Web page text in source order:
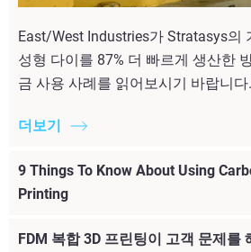
East/West Industries가 Stratasys의
성형 다이를 87% 더 빠르게 생산한
금 사용 사례를 읽어보시기 바랍니다.
더보기
9 Things To Know About Using
Printing
FDM 복합 3D 프린팅이 고객 문제를